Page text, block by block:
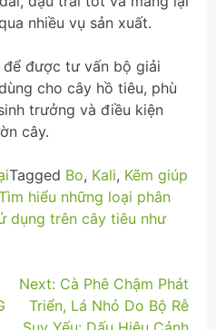
nhiều vụ sản xuất.
được tư vấn bộ giải
cho cây hồ tiêu, phù
trưởng và điều kiện
cây.
Tagged Bo, Kali, Kẽm giúp
hiểu những loại phân
dụng trên cây tiêu như
Next: Cà Phê Chậm Phát
Triển, Lá Nhỏ Do Bộ Rễ